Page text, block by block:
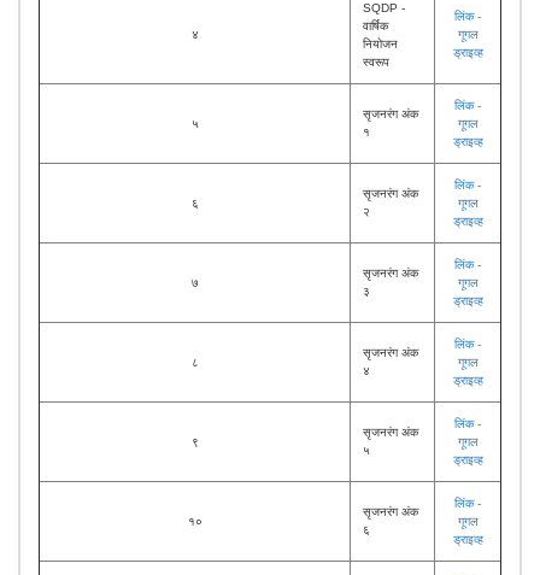
४
SQDP -
वार्षिक
नियोजन
स्वरूप
लिंक -
गूगल
ड्राइव्ह
५
सृजनरंग अंक
१
लिंक -
गूगल
ड्राइव्ह
६
सृजनरंग अंक
२
लिंक -
गूगल
ड्राइव्ह
७
सृजनरंग अंक
३
लिंक -
गूगल
ड्राइव्ह
८
सृजनरंग अंक
४
लिंक -
गूगल
ड्राइव्ह
९
सृजनरंग अंक
५
लिंक -
गूगल
ड्राइव्ह
१०
सृजनरंग अंक
६
लिंक -
गूगल
ड्राइव्ह